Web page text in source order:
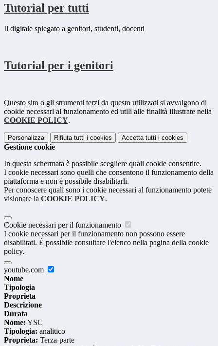
Tutorial per tutti
Il digitale spiegato a genitori, studenti, docenti
Tutorial per i genitori
Questo sito o gli strumenti terzi da questo utilizzati si avvalgono di
cookie necessari al funzionamento ed utili alle finalità illustrate nella
COOKIE POLICY.
Personalizza Rifiuta tutti i cookies Accetta tutti i cookies
Gestione cookie
In questa schermata è possibile scegliere quali cookie consentire.
I cookie necessari sono quelli che consentono il funzionamento della
piattaforma e non è possibile disabilitarli.
Per conoscere quali sono i cookie necessari al funzionamento potete
visionare la COOKIE POLICY.
Cookie necessari per il funzionamento
I cookie necessari per il funzionamento non possono essere
disabilitati. È possibile consultare l'elenco nella pagina della cookie
policy.
youtube.com
Nome
Tipologia
Proprieta
Descrizione
Durata
Nome: YSC
Tipologia: analitico
Proprieta: Terza-parte